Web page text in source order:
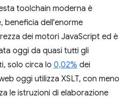
toolchain moderna è
beneficia dell'enorme
dei motori JavaScript ed è
oggi da quasi tutti gli
solo circa lo 0,02% dei
oggi utilizza XSLT, con meno
le istruzioni di elaborazione